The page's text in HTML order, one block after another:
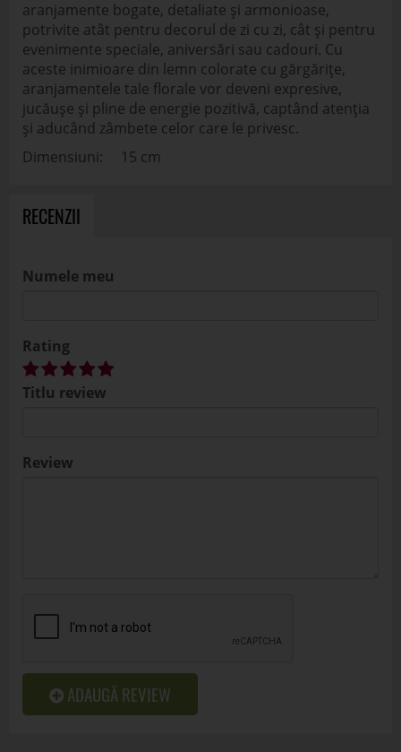
aranjamente bogate, detaliate și armonioase,
potrivite atât pentru decorul de zi cu zi, cât și pentru
evenimente speciale, aniversări sau cadouri. Cu
aceste inimioare din lemn colorate cu gărgărițe,
aranjamentele tale florale vor deveni expresive,
jucăușe și pline de energie pozitivă, captând atenția
și aducând zâmbete celor care le privesc.
Dimensiuni: 15 cm
RECENZII
Numele meu
Rating
Titlu review
Review
ADAUGĂ REVIEW